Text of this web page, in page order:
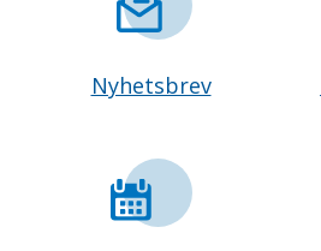
Nyhetsbrev